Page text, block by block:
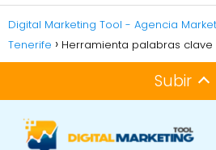
Digital Marketing Tool - Agencia
Tenerife
Herramienta palabras clave
Subir